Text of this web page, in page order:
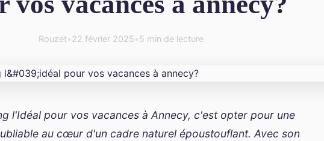
Rouzet•22 février 2025•5 min de lecture
l'Idéal pour vos vacances à Annecy, c'est opter pour une
au cœur d'un cadre naturel époustouflant. Avec son